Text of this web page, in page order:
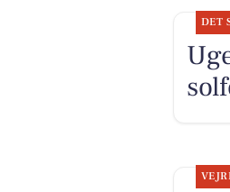
DET